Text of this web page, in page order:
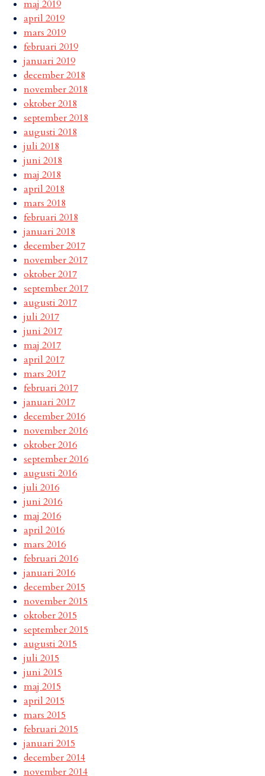
maj 2019
april 2019
mars 2019
februari 2019
januari 2019
december 2018
november 2018
oktober 2018
september 2018
augusti 2018
juli 2018
juni 2018
maj 2018
april 2018
mars 2018
februari 2018
januari 2018
december 2017
november 2017
oktober 2017
september 2017
augusti 2017
juli 2017
juni 2017
maj 2017
april 2017
mars 2017
februari 2017
januari 2017
december 2016
november 2016
oktober 2016
september 2016
augusti 2016
juli 2016
juni 2016
maj 2016
april 2016
mars 2016
februari 2016
januari 2016
december 2015
november 2015
oktober 2015
september 2015
augusti 2015
juli 2015
juni 2015
maj 2015
april 2015
mars 2015
februari 2015
januari 2015
december 2014
november 2014